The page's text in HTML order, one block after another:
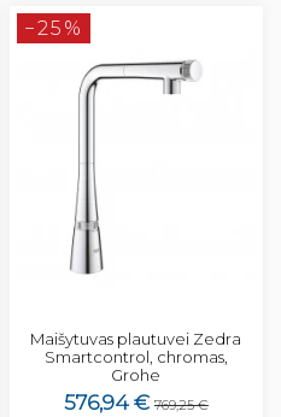
−25%
Maišytuvas plautuvei Zedra
Smartcontrol, chromas,
Grohe
576,94 € 769,25 €